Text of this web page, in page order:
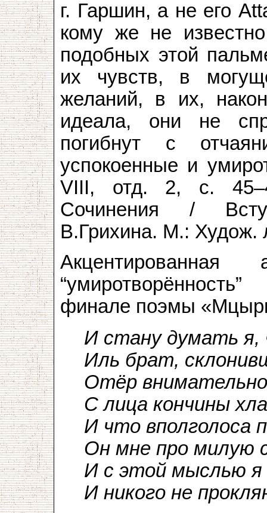
г. Гаршин, а не его
кому же не
подобных этой
их чувств, в
желаний, в их,
идеала, они не
погибнут с
успокоенные и
VIII, отд. 2, с.
Сочинения /
В.Грихина. М.: Худож.
Акцентированная
финале поэмы
И стану думать я,
Иль брат,
Отёр
С лица кончины
И что вполголоса
Он мне про милую
И с этой мыслью я
И никого не